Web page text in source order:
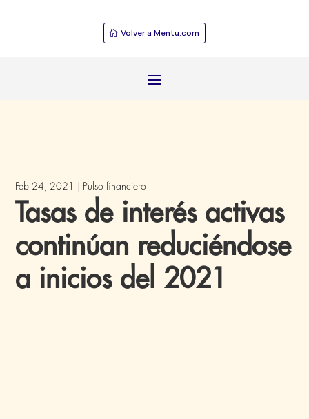
Volver a Mentu.com
Feb 24, 2021 Pulso financiero
Tasas de interés activas
continúan reduciéndose
a inicios del 2021